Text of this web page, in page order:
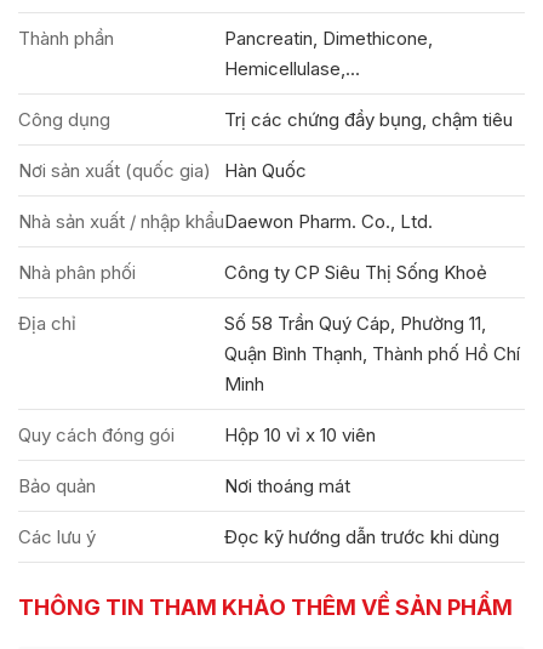
Thành phần
Pancreatin, Dimethicone,
Hemicellulase,...
Công dụng Trị các chứng đầy bụng, chậm tiêu
Nơi sản xuất (quốc gia) Hàn Quốc
Nhà sản xuất / nhập khẩuDaewon Pharm. Co., Ltd.
Nhà phân phối Công ty CP Siêu Thị Sống Khoẻ
Địa chỉ
Số 58 Trần Quý Cáp, Phường 11,
Quận Bình Thạnh, Thành phố Hồ Chí
Minh
Quy cách đóng gói Hộp 10 vỉ x 10 viên
Bảo quản Nơi thoáng mát
Các lưu ý Đọc kỹ hướng dẫn trước khi dùng
THÔNG TIN THAM KHẢO THÊM VỀ SẢN PHẨM